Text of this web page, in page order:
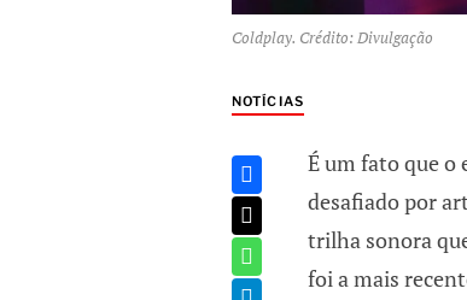
Coldplay. Crédito: Divulgação
NOTÍCIAS
É um fato que o
desafiado por
trilha sonora
foi a mais